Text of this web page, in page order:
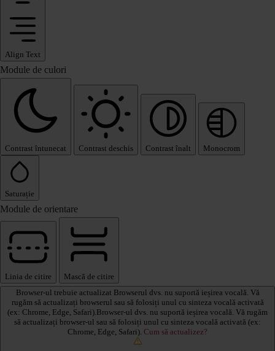
Align Text
Module de culori
Contrast întunecat Contrast deschis Contrast înalt Monocrom
Saturație
Module de orientare
Linia de citire
Mască de citire
Browser-ul trebuie actualizat Browserul dvs. nu suportă ieșirea vocală. Vă
rugăm să actualizați browserul sau să folosiți unul cu sinteza vocală activată
(ex: Chrome, Edge, Safari).Browser-ul dvs. nu suportă ieșirea vocală. Vă rugăm
să actualizați browser-ul sau să folosiți unul cu sinteza vocală activată (ex:
Chrome, Edge, Safari). Cum să actualizez?